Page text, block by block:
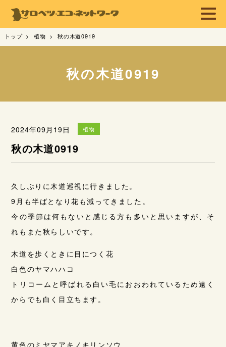
トップ 植物 秋の木道0919
秋の木道0919
2024年09月19日 植物
秋の木道0919
久しぶりに木道巡視に行きました。
9月も半ばとなり花も減ってきました。
今の季節は何もないと感じる方も多いと思いますが、そ
れもまた秋らしいです。
木道を歩くときに目につく花
白色のヤマハハコ
トリコームと呼ばれる白い毛におおわれているため遠く
からでも白く目立ちます。
黄色のミヤマアキノキリンソウ